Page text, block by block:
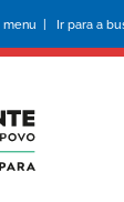
menu | Ir para a